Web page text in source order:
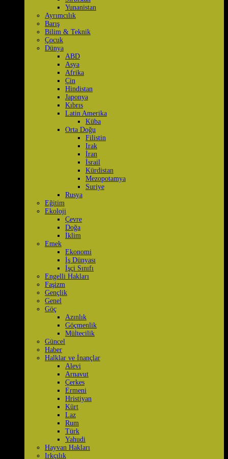
Yunanistan
Ayrımcılık
Barış
Bilim & Teknik
Çocuk
Dünya
ABD
Asya
Afrika
Çin
Hindistan
Japonya
Kıbrıs
Latin Amerika
Küba
Orta Doğu
Filistin
Irak
İran
İsrail
Kürdistan
Mezopotamya
Suriye
Rusya
Eğitim
Ekoloji
Çevre
Doğa
İklim
Emek
Ekonomi
İş Dünyası
İşçi Sınıfı
Engelli Hakları
Faşizm
Gençlik
Genel
Göç
Azınlık
Göçmenlik
Mültecilik
Güncel
Haber
Halklar ve İnançlar
Alevi
Arnavut
Çerkes
Ermeni
Hristiyan
Kürt
Laz
Rum
Türk
Yahudi
Hayvan Hakları
Irkçılık